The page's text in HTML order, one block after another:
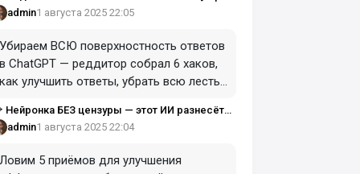
[Paradigma]
admin1 августа 2025 22:05
ВСЮ поверхностность ответов
ChatGPT — реддитор собрал 6 хаков,
улучшить ответы, убрать всю лесть
нужно
любой теме и не задумается над
admin1 августа 2025 22:04
5 приёмов для улучшения